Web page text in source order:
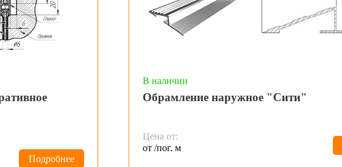
Подробнее
В наличии
Обрамление наружное "Сити"
Цена от:
от /пог. м